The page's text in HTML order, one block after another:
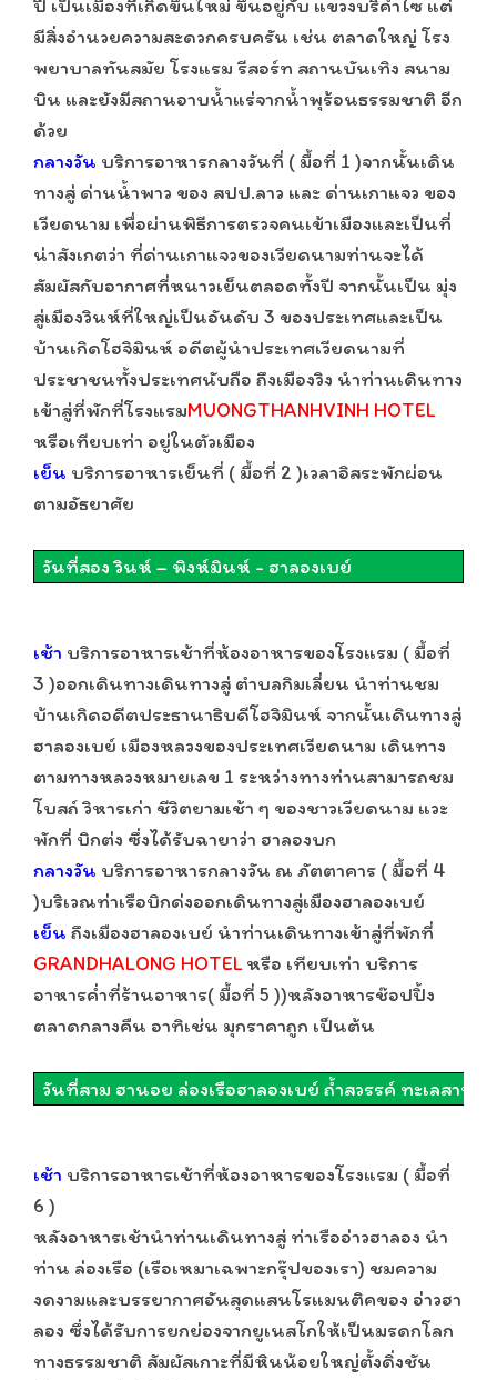
ปี เป็นเมืองที่เกิดขึ้นใหม่ ขึ้นอยู่กับ แขวงบริคำไซ แต่
มีสิ่งอำนวยความสะดวกครบครัน เช่น ตลาดใหญ่ โรง
พยาบาลทันสมัย โรงแรม รีสอร์ท สถานบันเทิง สนาม
บิน และยังมีสถานอาบน้ำแร่จากน้ำพุร้อนธรรมชาติ อีก
ด้วย
กลางวัน บริการอาหารกลางวันที่ ( มื้อที่ 1 )จากนั้นเดิน
ทางสู่ ด่านน้ำพาว ของ สปป.ลาว และ ด่านเกาแจว ของ
เวียดนาม เพื่อผ่านพิธีการตรวจคนเข้าเมืองและเป็นที่
น่าสังเกตว่า ที่ด่านเกาแจวของเวียดนามท่านจะได้
สัมผัสกับอากาศที่หนาวเย็นตลอดทั้งปี จากนั้นเป็น มุ่ง
สู่เมืองวินห์ที่ใหญ่เป็นอันดับ 3 ของประเทศและเป็น
บ้านเกิดโฮจิมินห์ อดีตผู้นำประเทศเวียดนามที่
ประชาชนทั้งประเทศนับถือ ถึงเมืองวิง นำท่านเดินทาง
เข้าสู่ที่พักที่โรงแรมMUONGTHANHVINH HOTEL
หรือเทียบเท่า อยู่ในตัวเมือง
เย็น บริการอาหารเย็นที่ ( มื้อที่ 2 )เวลาอิสระพักผ่อน
ตามอัธยาศัย
วันที่สอง วินห์ – พิงห์มินห์ - ฮาลองเบย์
เช้า บริการอาหารเช้าที่ห้องอาหารของโรงแรม ( มื้อที่
3 )ออกเดินทางเดินทางสู่ ตำบลกิมเลี่ยน นำท่านชม
บ้านเกิดอดีตประธานาธิบดีโฮจิมินห์ จากนั้นเดินทางสู่
ฮาลองเบย์ เมืองหลวงของประเทศเวียดนาม เดินทาง
ตามทางหลวงหมายเลข 1 ระหว่างทางท่านสามารถชม
โบสถ์ วิหารเก่า ชีวิตยามเช้า ๆ ของชาวเวียดนาม แวะ
พักที่ บิกต่ง ซึ่งได้รับฉายาว่า ฮาลองบก
กลางวัน บริการอาหารกลางวัน ณ ภัตตาคาร ( มื้อที่ 4
)บริเวณท่าเรือบิกด่งออกเดินทางสู่เมืองฮาลองเบย์
เย็น ถึงเมืองฮาลองเบย์ นำท่านเดินทางเข้าสู่ที่พักที่
GRANDHALONG HOTELหรือ เทียบเท่า บริการ
อาหารค่ำที่ร้านอาหาร( มื้อที่ 5 ))หลังอาหารช๊อปปิ้ง
ตลาดกลางคืน อาทิเช่น มุกราคาถูก เป็นต้น
วันที่สาม ฮานอย ล่องเรือฮาลองเบย์ ถ้ำสวรรค์ ทะเลสา
เช้า บริการอาหารเช้าที่ห้องอาหารของโรงแรม ( มื้อที่
6 )
หลังอาหารเช้านำท่านเดินทางสู่ ท่าเรืออ่าวฮาลอง นำ
ท่าน ล่องเรือ (เรือเหมาเฉพาะกรุ๊ปของเรา) ชมความ
งดงามและบรรยากาศอันสุดแสนโรแมนติคของ อ่าวฮา
ลอง ซึ่งได้รับการยกย่องจากยูเนสโกให้เป็นมรดกโลก
ทางธรรมชาติ สัมผัสเกาะที่มีหินน้อยใหญ่ตั้งดิ่งชัน